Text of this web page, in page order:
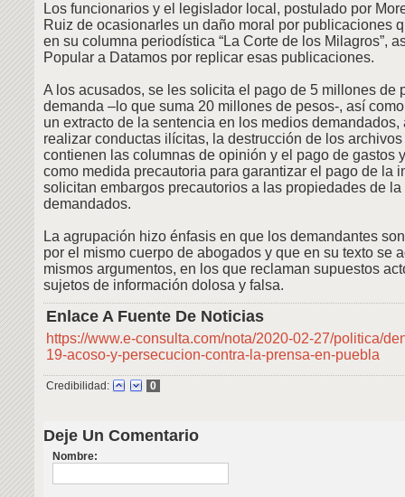
Los funcionarios y el legislador local, postulado por
Ruiz de ocasionarles un daño moral por publicaciones
en su columna periodística “La Corte de los Milagros”,
Popular a Datamos por replicar esas publicaciones.
A los acusados, se les solicita el pago de 5 millones de
demanda –lo que suma 20 millones de pesos-, así
un extracto de la sentencia en los medios demandados,
realizar conductas ilícitas, la destrucción de los
contienen las columnas de opinión y el pago de gastos
como medida precautoria para garantizar el pago de la
solicitan embargos precautorios a las propiedades de la
demandados.
La agrupación hizo énfasis en que los demandantes
por el mismo cuerpo de abogados y que en su texto se
mismos argumentos, en los que reclaman supuestos
sujetos de información dolosa y falsa.
Enlace A Fuente De Noticias
https://www.e-consulta.com/nota/2020-02-27/politica/
19-acoso-y-persecucion-contra-la-prensa-en-puebla
Credibilidad: 0
Deje Un Comentario
Nombre: